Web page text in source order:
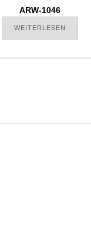
ARW-1046
WEITERLESEN